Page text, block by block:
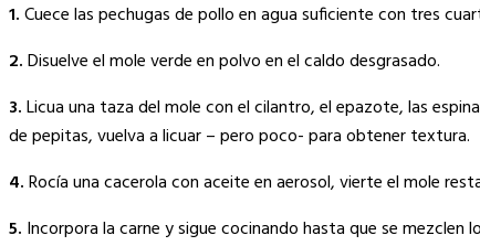
1.Cuece las pechugas de pollo en agua suficiente con tres
2.Disuelve el mole verde en polvo en el caldo desgrasado.
3.Licua una taza del mole con el cilantro, el epazote, las
de pepitas, vuelva a licuar – pero poco- para obtener textura.
4.Rocía una cacerola con aceite en aerosol, vierte el mole
5. Incorpora la carne y sigue cocinando hasta que se mezclen